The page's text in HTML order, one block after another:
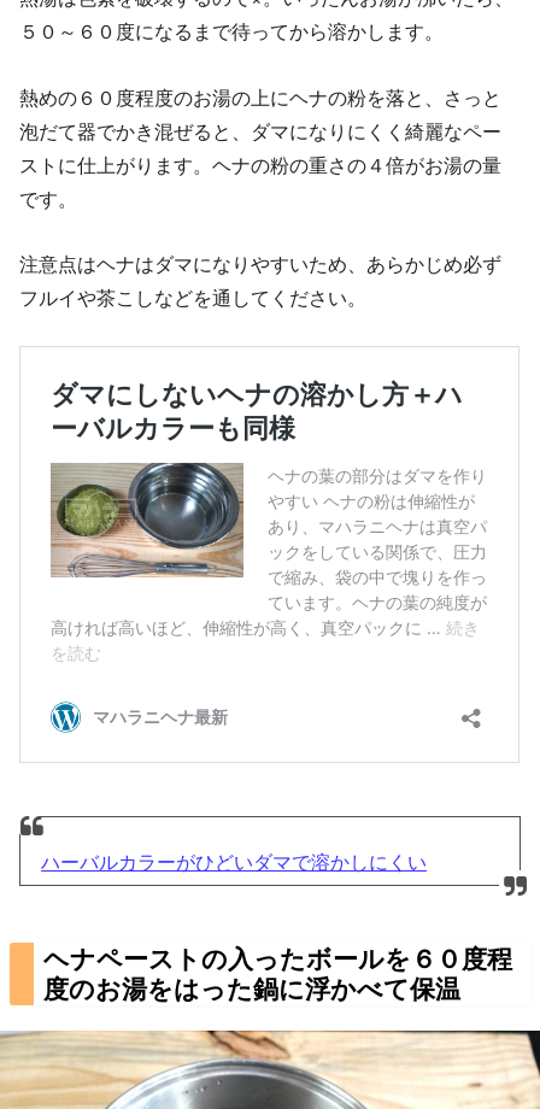
５０～６０度になるまで待ってから溶かします。
熱めの６０度程度のお湯の上にヘナの粉を落と、さっと
泡だて器でかき混ぜると、ダマになりにくく綺麗なペー
ストに仕上がります。ヘナの粉の重さの４倍がお湯の量
です。
注意点はヘナはダマになりやすいため、あらかじめ必ず
フルイや茶こしなどを通してください。
ハーバルカラーがひどいダマで溶かしにくい
ヘナペーストの入ったボールを６０度程
度のお湯をはった鍋に浮かべて保温